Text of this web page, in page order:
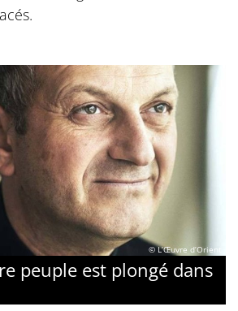
© L’Œuvre d’Orient
peuple est plongé dans